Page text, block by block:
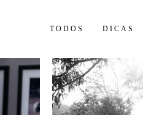
TODOS DICAS